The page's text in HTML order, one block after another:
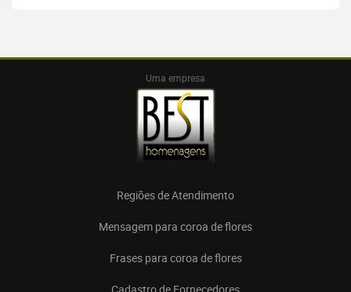
Uma empresa
Regiões de Atendimento
Mensagem para coroa de flores
Frases para coroa de flores